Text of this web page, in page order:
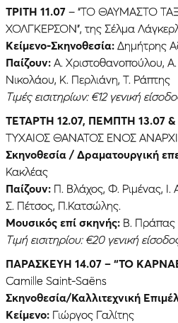
ΤΡΙΤΗ 11.07 – “ΤΟ ΘΑΥΜΑΣΤΟ
ΧΟΛΓΚΕΡΣΟΝ”, της Σέλμα
Κείμενο-Σκηνοθεσία: Δημήτρης
Παίζουν: Α. Χριστοθανοπούλου,
Νικολάου, Κ. Περλιάνη, Τ. Ράπτης
Τιμές εισιτηρίων: €12 γενική
ΤΕΤΑΡΤΗ 12.07, ΠΈΜΠΤΗ 13.07
ΤΥΧΑΙΟΣ ΘΑΝΑΤΟΣ ΕΝΟΣ
Σκηνοθεσία / Δραματουργική
Κακλέας
Παίζουν: Π. Βλάχος, Φ. Ριμένας,
Σ. Πέτσος, Π.Κατσώλης.
Μουσικός επί σκηνής: Β. Πράπας
Τιμή εισιτηρίου: €20 γενική
ΠΑΡΑΣΚΕΥΉ 14.07 – “ΤΟ
Camille Saint-Saëns
Σκηνοθεσία/Καλλιτεχνική
Κείμενο: Γιώργος Γαλίτης